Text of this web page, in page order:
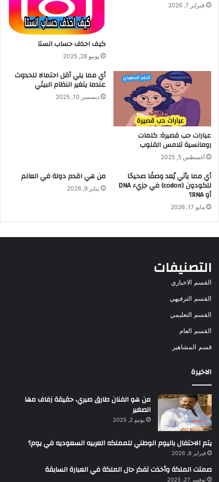
فبراير 7, 2026
كيف احذف حساب انستا
يونيو 28, 2025
عبارات حب قصيرة: كلمات
رومانسية تلامس القلوب
أغسطس 5, 2025
أي مما يلي أقل احتمالا للحدوث
عندما يتغير النظام البيئي
ديسمبر 10, 2025
أي مما يأتي يُعد وصفًا صحيحًا
للكودون (codon) في جزيء DNA
أو RNA؟
مايو 17, 2026
من هي اقدم دولة في العالم
يناير 9, 2026
التصنيفات
القسم الاخباري
القسم الترفيهي
القسم التعليمي
القسم العام
قسم المشاهير
الاخيرة
من هو الفنان طارق صبري، حقيقة زفاف مها
الصغير
يونيو 2, 2025
يتم الاحتفال باليوم الوطني للمملكه العربيه السعوديه في يوم؟
فبراير 8, 2026
صمتت الملكة وأخذت تفكر حال الملكة في العبارة السابقة
نوفمبر 27, 2025